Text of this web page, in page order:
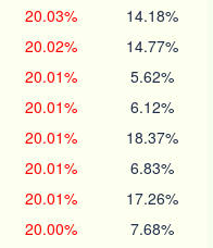
20.03% 14.18%
20.02% 14.77%
20.01% 5.62%
20.01% 6.12%
20.01% 18.37%
20.01% 6.83%
20.01% 17.26%
20.00% 7.68%